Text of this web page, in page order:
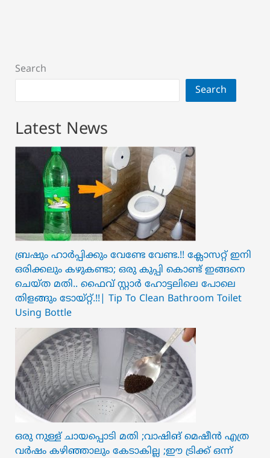
Search
Search
Latest News
ബ്രഷും ഹാർപ്പിക്കും വേണ്ടേ വേണ്ട.!! ക്ലോസറ്റ് ഇനി
ഒരിക്കലും കഴുകണ്ടാ; ഒരു കുപ്പി കൊണ്ട് ഇങ്ങനെ
ചെയ്ത മതി.. ഫൈവ് സ്റ്റാർ ഹോട്ടലിലെ പോലെ
തിളങ്ങും ടോയ്റ്റ്.!!| Tip To Clean Bathroom Toilet
Using Bottle
ഒരു നുള്ള് ചായപ്പൊടി മതി ;വാഷിങ് മെഷീൻ എത്ര
വർഷം കഴിഞ്ഞാലും കേടാകില്ല ;ഈ ട്രിക്ക് ഒന്ന്